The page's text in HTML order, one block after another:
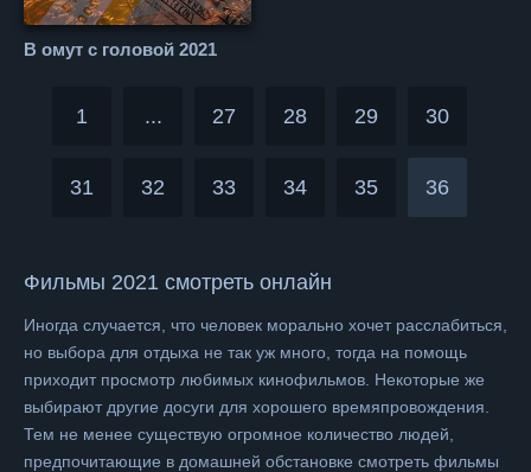
Фильмы 2021 смотреть онлайн
Иногда случается, что человек морально хочет расслабиться,
но выбора для отдыха не так уж много, тогда на помощь
приходит просмотр любимых кинофильмов. Некоторые же
выбирают другие досуги для хорошего времяпровождения.
Тем не менее существую огромное количество людей,
предпочитающие в домашней обстановке смотреть фильмы
В омут с головой 2021
1 ... 27 28 29 30
31 32 33 34 35 36